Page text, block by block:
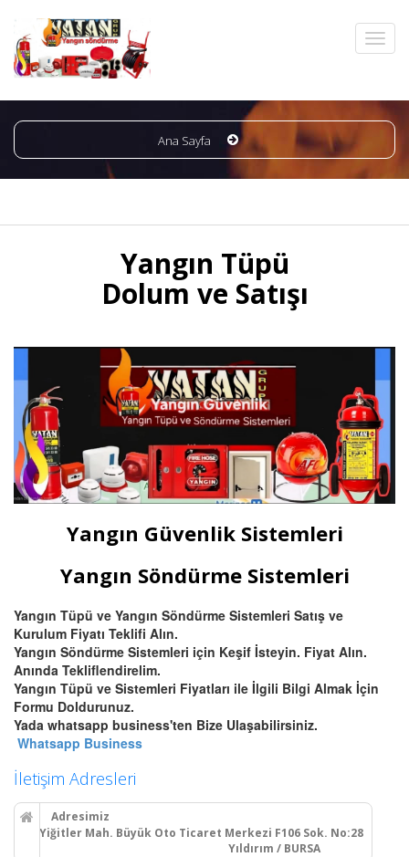
Ana Sayfa
Yangın Tüpü
Dolum ve Satışı
Yangın Güvenlik Sistemleri
Yangın Söndürme Sistemleri
Yangın Tüpü ve Yangın Söndürme Sistemleri Satış ve
Kurulum Fiyatı Teklifi Alın.
Yangın Söndürme Sistemleri için Keşif İsteyin. Fiyat Alın.
Anında Tekliflendirelim.
Yangın Tüpü ve Sistemleri Fiyatları ile İlgili Bilgi Almak İçin
Formu Doldurunuz.
Yada whatsapp business'ten Bize Ulaşabilirsiniz.
Whatsapp Business
İletişim Adresleri
Adresimiz
Yiğitler Mah. Büyük Oto Ticaret Merkezi F106 Sok. No:28
Yıldırım / BURSA